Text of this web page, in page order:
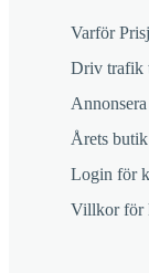
Varför
Driv trafik
Årets
Login för
Villkor för